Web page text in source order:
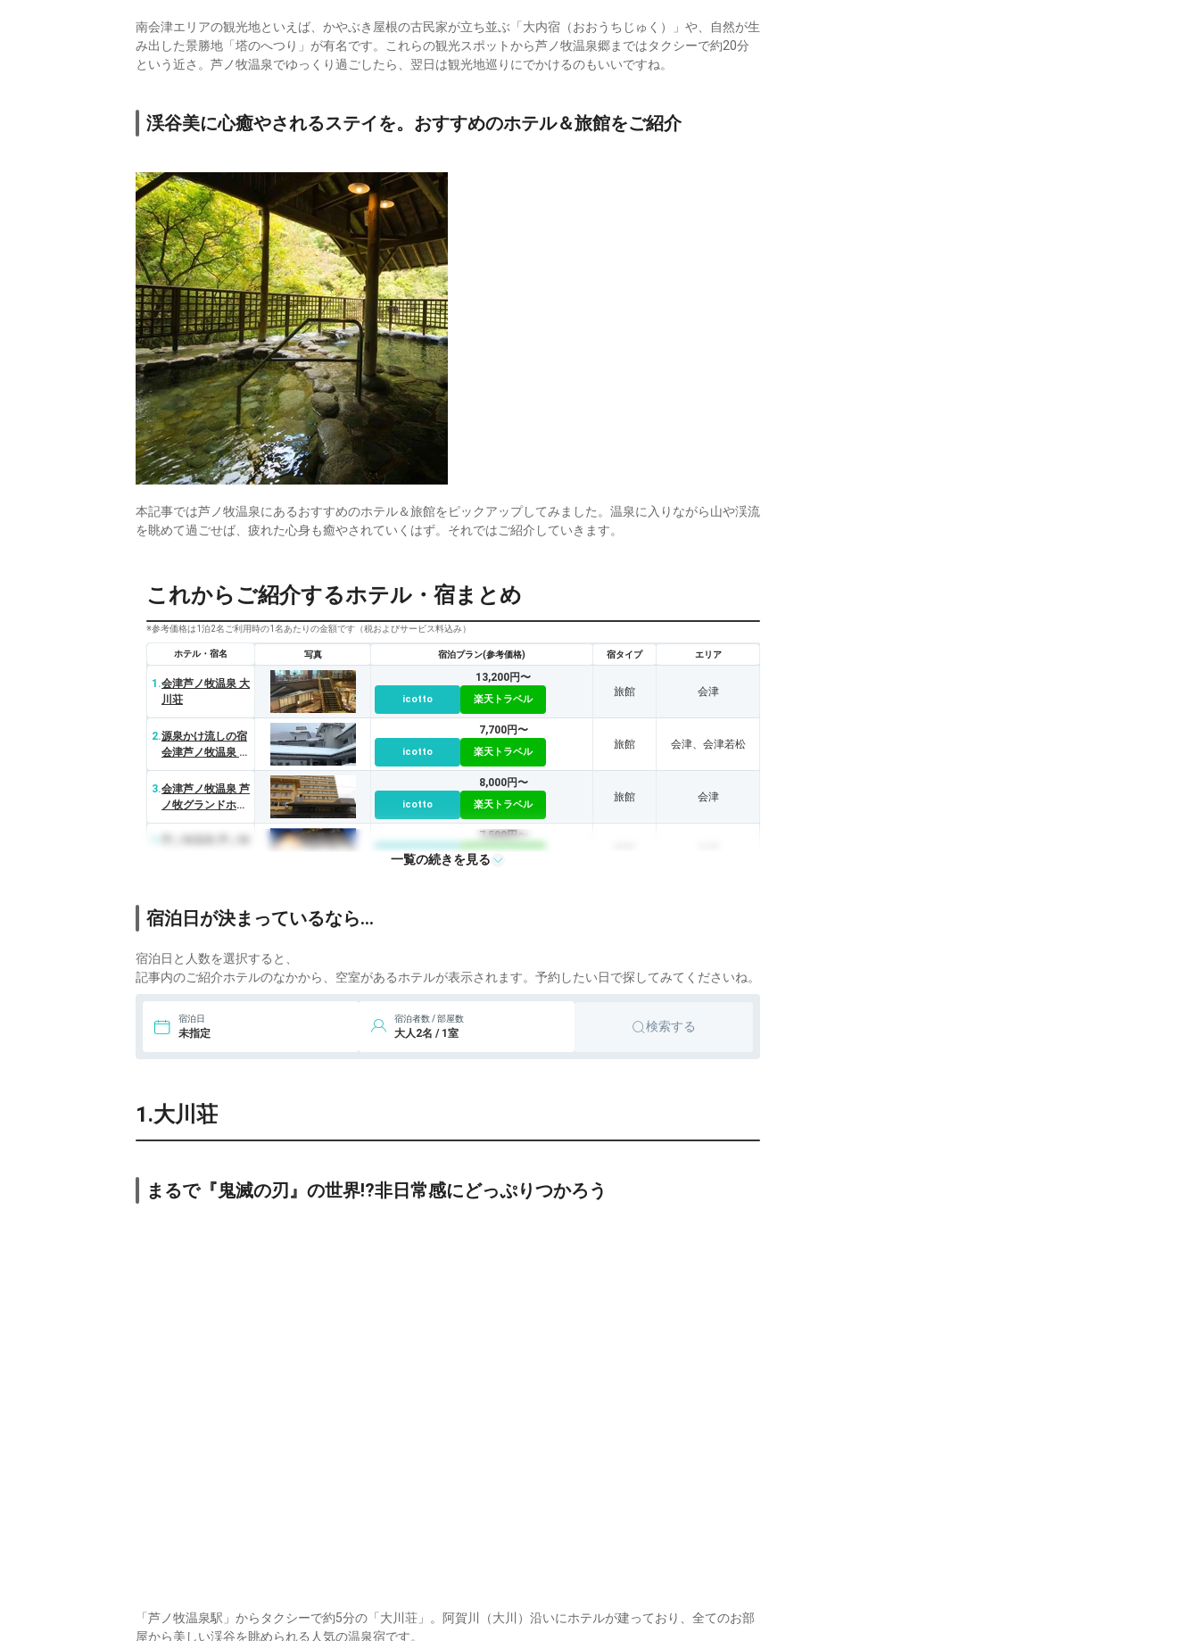
南会津エリアの観光地といえば、かやぶき屋根の古民家が立ち並ぶ「大内宿（おおうちじゅく）」や、自然が生
み出した景勝地「塔のへつり」が有名です。これらの観光スポットから芦ノ牧温泉郷まではタクシーで約20分
という近さ。芦ノ牧温泉でゆっくり過ごしたら、翌日は観光地巡りにでかけるのもいいですね。
渓谷美に心癒やされるステイを。おすすめのホテル＆旅館をご紹介
本記事では芦ノ牧温泉にあるおすすめのホテル＆旅館をピックアップしてみました。温泉に入りながら山や渓流
を眺めて過ごせば、疲れた心身も癒やされていくはず。それではご紹介していきます。
これからご紹介するホテル・宿まとめ
※参考価格は1泊2名ご利用時の1名あたりの金額です（税およびサービス料込み）
ホテル・宿名 写真 宿泊プラン(参考価格) 宿タイプ エリア
1.会津芦ノ牧温泉 大
川荘
icotto
13,200円〜
楽天トラベル
旅館 会津
2.源泉かけ流しの宿
会津芦ノ牧温泉 不
動館小谷の湯
icotto
7,700円〜
楽天トラベル
旅館 会津、会津若松
3.会津芦ノ牧温泉 芦
ノ牧グランドホテ
ル
icotto
8,000円〜
楽天トラベル
旅館 会津
icotto
7,500円〜
楽天トラベル
一覧の続きを見る
宿泊日が決まっているなら…
宿泊日と人数を選択すると、
記事内のご紹介ホテルのなかから、空室があるホテルが表示されます。予約したい日で探してみてくださいね。
宿泊日
未指定
宿泊者数 / 部屋数
大人2名 / 1室 検索する
1.大川荘
まるで『鬼滅の刃』の世界!?非日常感にどっぷりつかろう
「芦ノ牧温泉駅」からタクシーで約5分の「大川荘」。阿賀川（大川）沿いにホテルが建っており、全てのお部
屋から美しい渓谷を眺められる人気の温泉宿です。